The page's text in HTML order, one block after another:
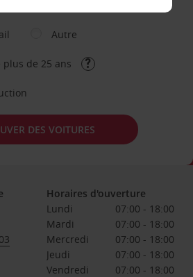
Autre
de 25 ans
DES VOITURES
Horaires d'ouverture
Lundi
07:00 - 18:00
Mardi
07:00 - 18:00
Mercredi
07:00 - 18:00
Jeudi
07:00 - 18:00
Vendredi
07:00 - 18:00